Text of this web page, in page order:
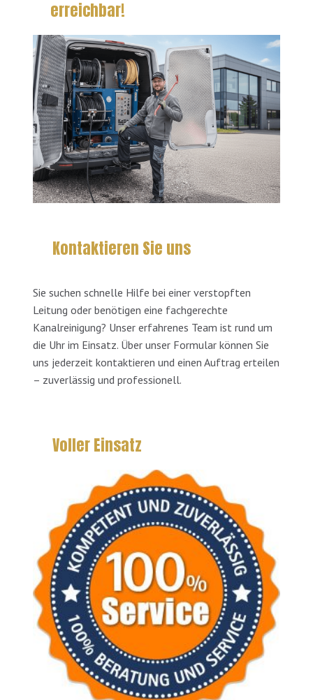
erreichbar!
Kontaktieren Sie uns
Sie suchen schnelle Hilfe bei einer verstopften
Leitung oder benötigen eine fachgerechte
Kanalreinigung? Unser erfahrenes Team ist rund um
die Uhr im Einsatz. Über unser Formular können Sie
uns jederzeit kontaktieren und einen Auftrag erteilen
– zuverlässig und professionell.
Voller Einsatz